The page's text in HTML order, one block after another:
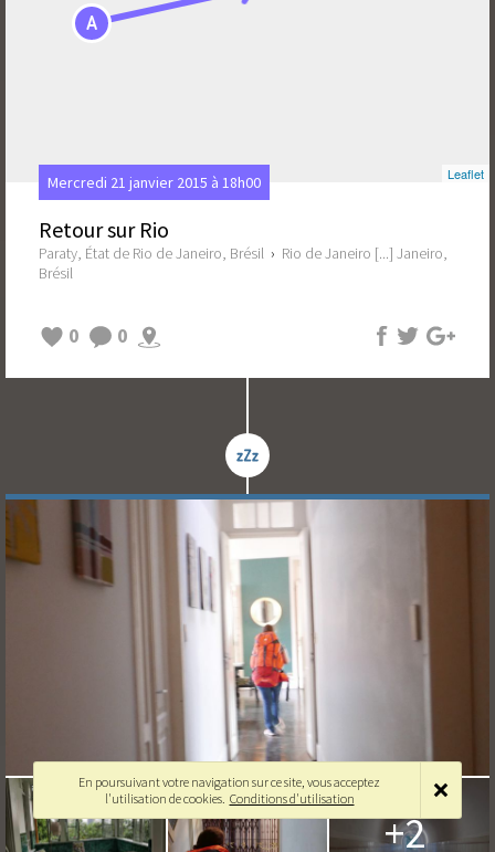
A
Leaflet
Mercredi 21 janvier 2015 à 18h00
Retour sur Rio
Paraty, État de Rio de Janeiro, Brésil › Rio de Janeiro [...] Janeiro,
Brésil
0 0
+2
En poursuivant votre navigation sur ce site, vous acceptez
l'utilisation de cookies. Conditions d'utilisation